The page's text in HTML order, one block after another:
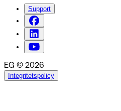
Support
EG © 2026
Integritetspolicy